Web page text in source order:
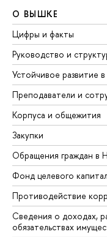
О ВЫШКЕ
Цифры и факты
Руководство и
Устойчивое развитие
Преподаватели и
Корпуса и общежития
Закупки
Обращения граждан
Фонд целевого
Противодействие
Сведения о доходах,
обязательствах